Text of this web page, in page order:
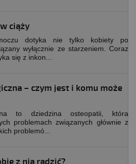
ciąży
dotyka nie tylko kobiety po
wyłącznie ze starzeniem. Coraz
się z inkon...
– czym jest i komu może
to dziedzina osteopatii, która
problemach związanych głównie z
problemó...
z nią radzić?